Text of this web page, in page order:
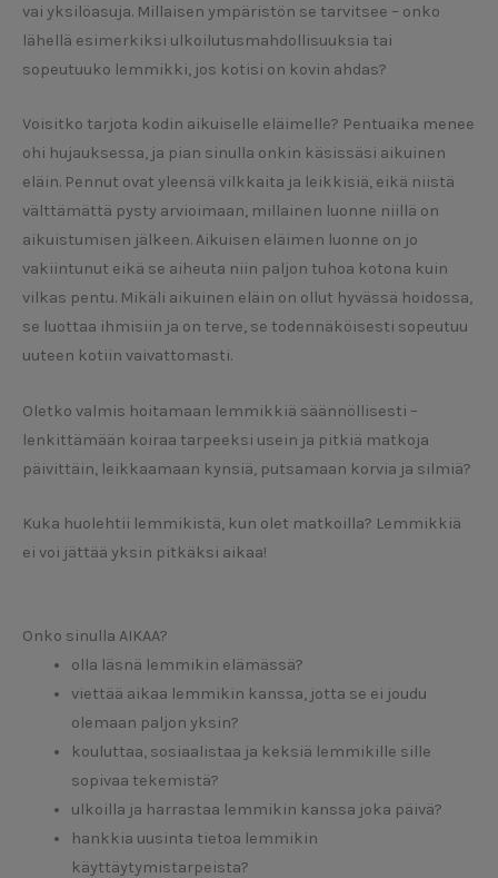
vai yksilöasuja. Millaisen ympäristön se tarvitsee – onko
lähellä esimerkiksi ulkoilutusmahdollisuuksia tai
sopeutuuko lemmikki, jos kotisi on kovin ahdas?
Voisitko tarjota kodin aikuiselle eläimelle? Pentuaika menee
ohi hujauksessa, ja pian sinulla onkin käsissäsi aikuinen
eläin. Pennut ovat yleensä vilkkaita ja leikkisiä, eikä niistä
välttämättä pysty arvioimaan, millainen luonne niillä on
aikuistumisen jälkeen. Aikuisen eläimen luonne on jo
vakiintunut eikä se aiheuta niin paljon tuhoa kotona kuin
vilkas pentu. Mikäli aikuinen eläin on ollut hyvässä hoidossa,
se luottaa ihmisiin ja on terve, se todennäköisesti sopeutuu
uuteen kotiin vaivattomasti.
Oletko valmis hoitamaan lemmikkiä säännöllisesti –
lenkittämään koiraa tarpeeksi usein ja pitkiä matkoja
päivittäin, leikkaamaan kynsiä, putsamaan korvia ja silmiä?
Kuka huolehtii lemmikistä, kun olet matkoilla? Lemmikkiä
ei voi jättää yksin pitkäksi aikaa!
Onko sinulla AIKAA?
olla läsnä lemmikin elämässä?
viettää aikaa lemmikin kanssa, jotta se ei joudu
olemaan paljon yksin?
kouluttaa, sosiaalistaa ja keksiä lemmikille sille
sopivaa tekemistä?
ulkoilla ja harrastaa lemmikin kanssa joka päivä?
hankkia uusinta tietoa lemmikin
käyttäytymistarpeista?